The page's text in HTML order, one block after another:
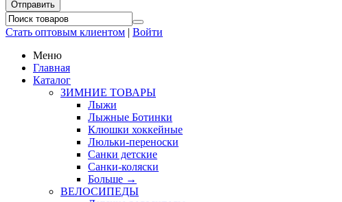
Отправить
Стать оптовым клиентом | Войти
Меню
Главная
Каталог
ЗИМНИЕ ТОВАРЫ
Лыжи
Лыжные Ботинки
Клюшки хоккейные
Люльки-переноски
Санки детские
Санки-коляски
Больше →
ВЕЛОСИПЕДЫ